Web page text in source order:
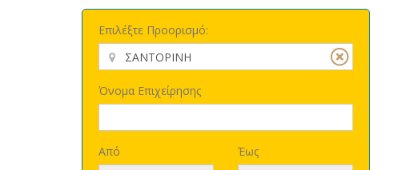
Επιλέξτε Προορισμό:
Όνομα Επιχείρησης
Από Έως